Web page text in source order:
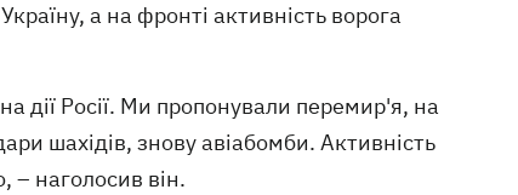
а на фронті активність ворога
дії Росії. Ми пропонували перемир'я, на
шахідів, знову авіабомби. Активність
– наголосив він.